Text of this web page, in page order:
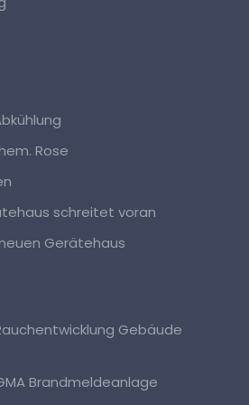
Rose
schreitet voran
Gerätehaus
Gebäude
Brandmeldeanlage
Daten
sind alle Informationen, die
wird eine natürliche Person
oder indirekt, insbesondere
einer Kennung wie einem
zu Standortdaten, zu
oder zu einem oder mehreren
die Ausdruck der physischen,
psychischen,
oder sozialen Identität
sind, identifiziert werden
jede identifizierte oder
von dem für die Verarbeitung
werden.